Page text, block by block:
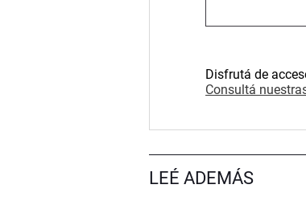
Disfrutá de
Consultá
LEÉ ADEMÁS